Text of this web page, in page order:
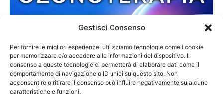
Gestisci Consenso
Per fornire le migliori esperienze, utilizziamo tecnologie come i cookie
per memorizzare e/o accedere alle informazioni del dispositivo. Il
consenso a queste tecnologie ci permetterà di elaborare dati come il
comportamento di navigazione o ID unici su questo sito. Non
acconsentire o ritirare il consenso può influire negativamente su alcune
caratteristiche e funzioni.